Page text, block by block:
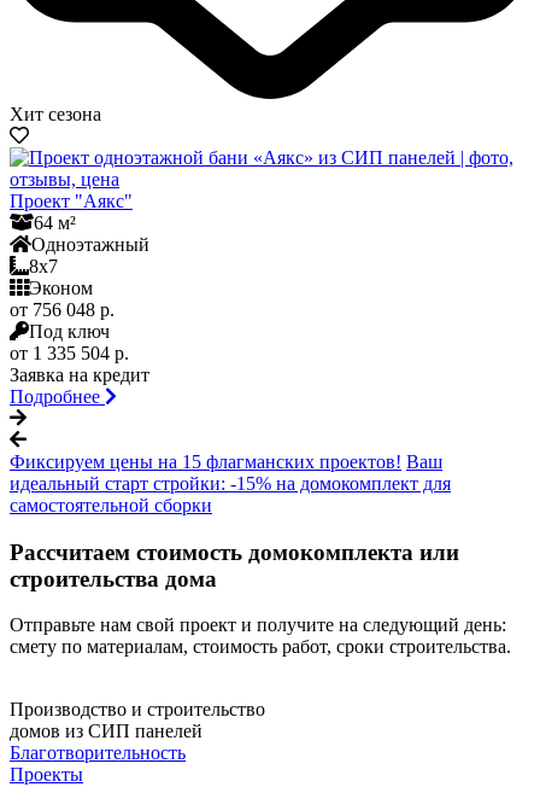
Хит сезона
Проект "Аякс"
64 м²
Одноэтажный
8x7
Эконом
от 756 048 р.
Под ключ
от 1 335 504 р.
Заявка на кредит
Подробнее
Фиксируем цены на 15 флагманских проектов! Ваш
идеальный старт стройки: -15% на домокомплект для
самостоятельной сборки
Рассчитаем стоимость домокомплекта или
строительства дома
Отправьте нам свой проект и получите на следующий день:
смету по материалам, стоимость работ, сроки строительства.
Производство и строительство
домов из СИП панелей
Благотворительность
Проекты